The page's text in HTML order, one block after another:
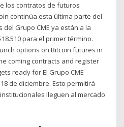
los contratos de futuros
continúa esta última parte del
Grupo CME ya están a la
para el primer término.
options on Bitcoin futures in
coming contracts and register
ready for El Grupo CME
de diciembre. Esto permitirá
lleguen al mercado